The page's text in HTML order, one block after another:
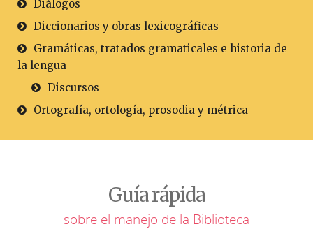
Diálogos
Diccionarios y obras lexicográficas
Gramáticas, tratados gramaticales e historia de
la lengua
Discursos
Ortografía, ortología, prosodia y métrica
Guía rápida
sobre el manejo de la Biblioteca